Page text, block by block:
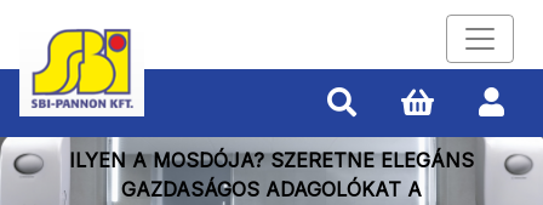
ILYEN A MOSDÓJA? SZERETNE ELEGÁNS
GAZDASÁGOS ADAGOLÓKAT A